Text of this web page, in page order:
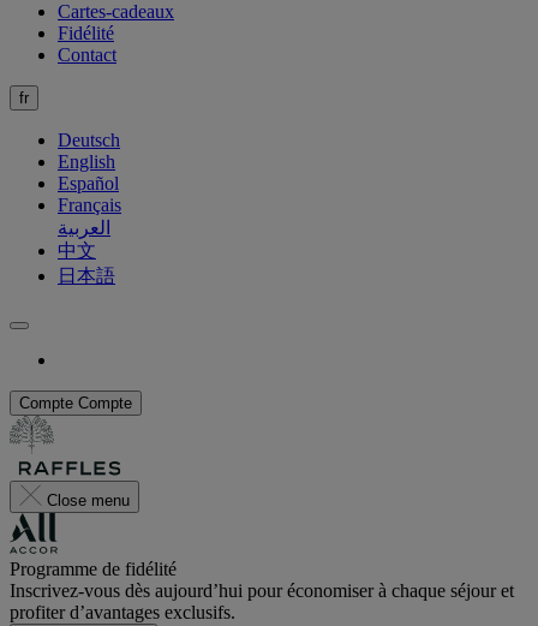
Cartes-cadeaux
Fidélité
Contact
fr
Deutsch
English
Español
Français
العربية
中文
日本語
Compte Compte
Close menu
Programme de fidélité
Inscrivez-vous dès aujourd’hui pour économiser à chaque séjour et
profiter d’avantages exclusifs.